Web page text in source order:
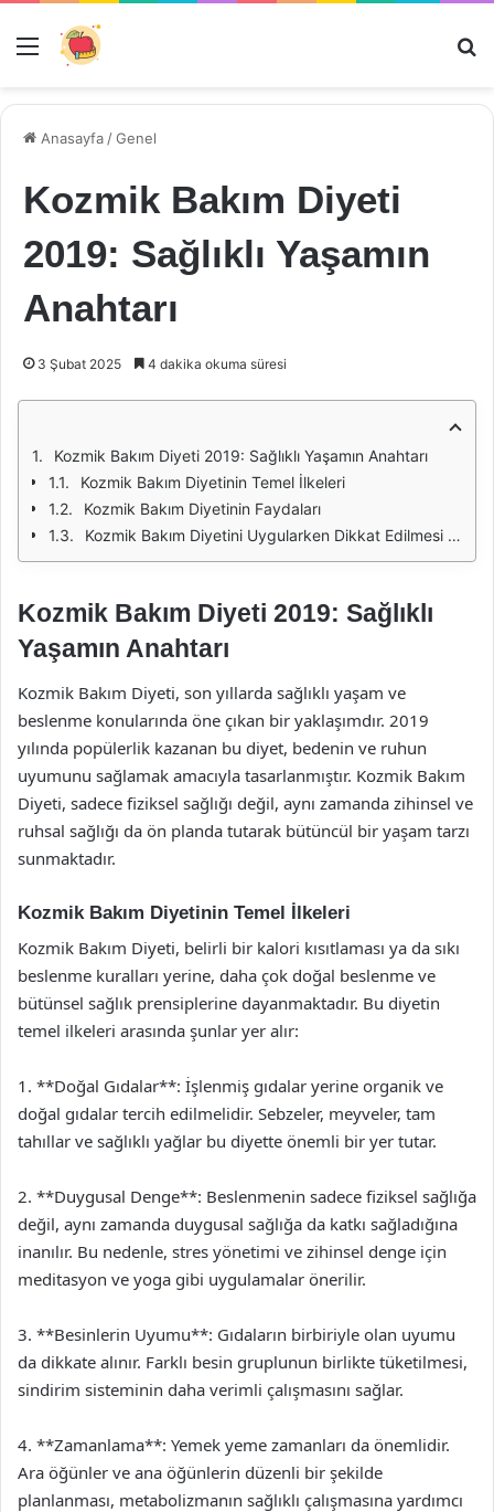
Menü
Anasayfa /Genel
Kozmik Bakım Diyeti
2019: Sağlıklı Yaşamın
Anahtarı
3 Şubat 2025 4 dakika okuma süresi
Kozmik Bakım Diyeti 2019: Sağlıklı Yaşamın Anahtarı
Kozmik Bakım Diyetinin Temel İlkeleri
Kozmik Bakım Diyetinin Faydaları
Kozmik Bakım Diyetini Uygularken Dikkat Edilmesi Gerekenler
Kozmik Bakım Diyeti 2019: Sağlıklı
Yaşamın Anahtarı
Kozmik Bakım Diyeti, son yıllarda sağlıklı yaşam ve
beslenme konularında öne çıkan bir yaklaşımdır. 2019
yılında popülerlik kazanan bu diyet, bedenin ve ruhun
uyumunu sağlamak amacıyla tasarlanmıştır. Kozmik Bakım
Diyeti, sadece fiziksel sağlığı değil, aynı zamanda zihinsel ve
ruhsal sağlığı da ön planda tutarak bütüncül bir yaşam tarzı
sunmaktadır.
Kozmik Bakım Diyetinin Temel İlkeleri
Kozmik Bakım Diyeti, belirli bir kalori kısıtlaması ya da sıkı
beslenme kuralları yerine, daha çok doğal beslenme ve
bütünsel sağlık prensiplerine dayanmaktadır. Bu diyetin
temel ilkeleri arasında şunlar yer alır:
1. **Doğal Gıdalar**: İşlenmiş gıdalar yerine organik ve
doğal gıdalar tercih edilmelidir. Sebzeler, meyveler, tam
tahıllar ve sağlıklı yağlar bu diyette önemli bir yer tutar.
2. **Duygusal Denge**: Beslenmenin sadece fiziksel sağlığa
değil, aynı zamanda duygusal sağlığa da katkı sağladığına
inanılır. Bu nedenle, stres yönetimi ve zihinsel denge için
meditasyon ve yoga gibi uygulamalar önerilir.
3. **Besinlerin Uyumu**: Gıdaların birbiriyle olan uyumu
da dikkate alınır. Farklı besin gruplunun birlikte tüketilmesi,
sindirim sisteminin daha verimli çalışmasını sağlar.
4. **Zamanlama**: Yemek yeme zamanları da önemlidir.
Ara öğünler ve ana öğünlerin düzenli bir şekilde
planlanması, metabolizmanın sağlıklı çalışmasına yardımcı